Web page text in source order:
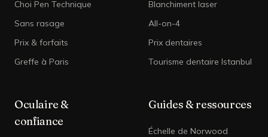
Choi Pen Technique
Sans rasage
Prix & forfaits
Greffe à Paris
Blanchiment laser
All-on-4
Prix dentaires
Tourisme dentaire Istanbul
Oculaire &
confiance
Guides & ressources
Échelle de Norwood